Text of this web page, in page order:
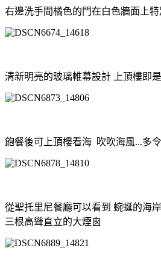
右邊洗手間橘色的門在白色牆面上特
清新明亮的玻璃帷幕設計 上頂樓即
飽餐後可上頂樓看海 吹吹海風...多
從聖托里尼餐廳可以看到 蜿蜒的海
三根高聳直立的大煙囪